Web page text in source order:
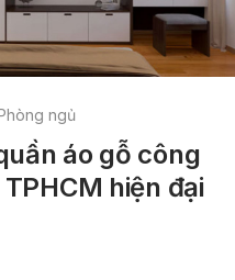
ngủ
áo gỗ công
hiện đại